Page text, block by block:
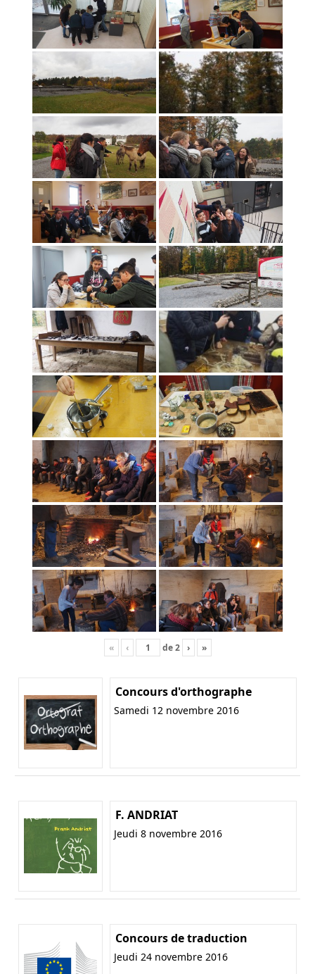
« ‹ de2 › »
Concours d'orthographe
Samedi 12 novembre 2016
F. ANDRIAT
Jeudi 8 novembre 2016
Concours de traduction
Jeudi 24 novembre 2016